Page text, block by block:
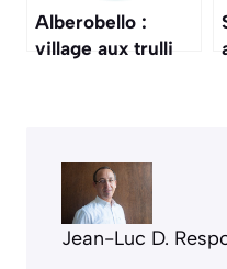
Alberobello :
village aux trulli
Jean-Luc D.